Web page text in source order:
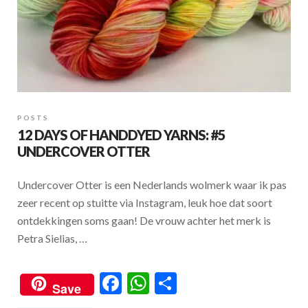
POSTS
12 DAYS OF HANDDYED YARNS: #5
UNDERCOVER OTTER
Undercover Otter is een Nederlands wolmerk waar ik pas
zeer recent op stuitte via Instagram, leuk hoe dat soort
ontdekkingen soms gaan! De vrouw achter het merk is
Petra Sielias, …
Save
F
W